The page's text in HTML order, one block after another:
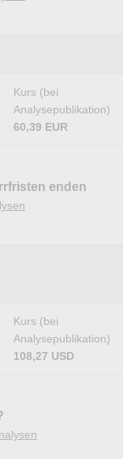
Kurs (bei
Analysepublikation)
60,39 EUR
enden
Kurs (bei
Analysepublikation)
108,27 USD